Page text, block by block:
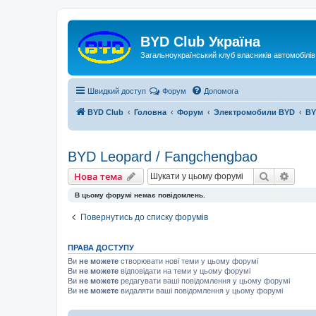
Реєстрація BYD Club Україна
Загальноукраїнський клуб власників
Швидкий доступ Форум Допомога
BYD Club Головна Форум Электромобили BYD
BYD Leopard / Fangchengbao
Нова тема
Нова тема Пошук
В цьому форумі немає повідомлень.
Повернутись до списку форумів
ПРАВА ДОСТУПУ
Ви не можете створювати нові теми у цьому форумі
Ви не можете відповідати на теми у цьому форумі
Ви не можете редагувати ваші повідомлення у цьому форумі
Ви не можете видаляти ваші повідомлення у цьому форумі